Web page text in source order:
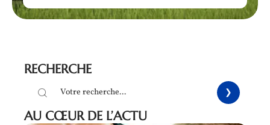
RECHERCHE
AU CŒUR DE L’ACTU